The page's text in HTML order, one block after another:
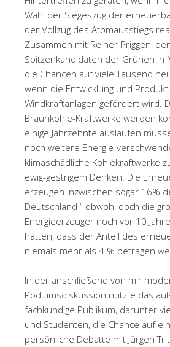
Wahl der Siegeszug der
der Vollzug des Atomausstiegs
Zusammen mit Reiner Priggen,
Spitzenkandidaten der Grünen in
die Chancen auf viele Tausend
wenn die Entwicklung und
Windkraftanlagen gefördert wird.
Braunkohle-Kraftwerke werden
einige Jahrzehnte auslaufen
noch weitere Energie-
klimaschädliche Kohlekraftwerke
ewig-gestrigem Denken. Die
erzeugen inzwischen sogar 16%
Deutschland “ obwohl doch die
Energieerzeuger noch vor 10
hatten, dass der Anteil des
niemals mehr als 4 % betragen
In der anschließend von mir
Podiumsdiskussion nutzte das
fachkundige Publikum, darunter
und Studenten, die Chance auf
persönliche Debatte mit Jürgen